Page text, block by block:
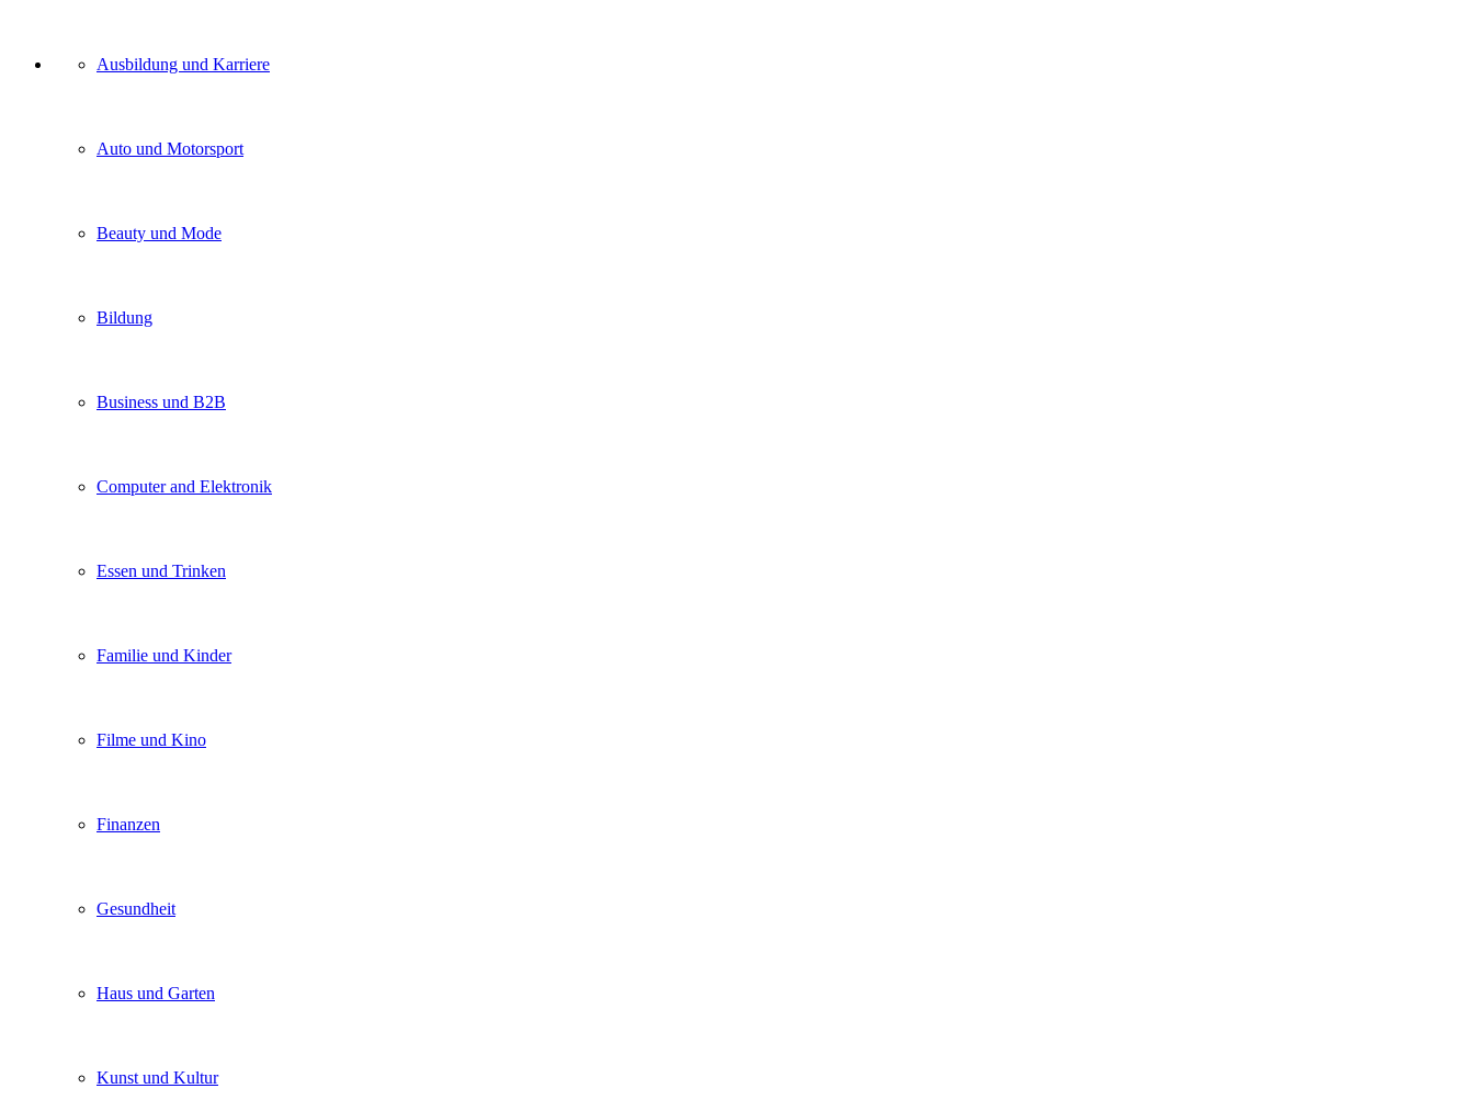
Unser
Kategorien
Ausbildung und Karriere
Auto und Motorsport
Beauty und Mode
Bildung
Business und B2B
Computer and Elektronik
Essen und Trinken
Familie und Kinder
Filme und Kino
Finanzen
Gesundheit
Haus und Garten
Kunst und Kultur